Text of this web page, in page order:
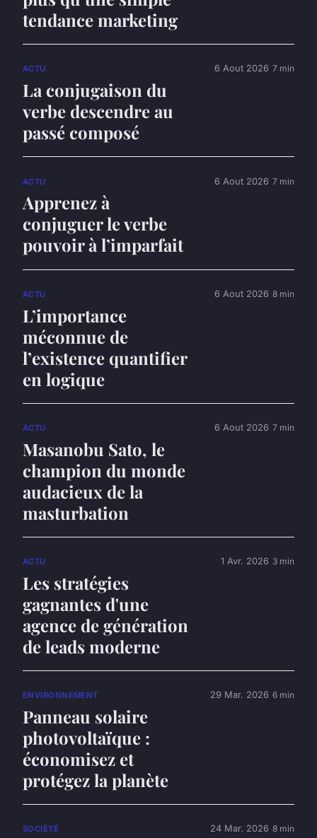
tendance marketing
ACTU
La conjugaison du
verbe descendre au
passé composé
6 Aout 2026 7 min
ACTU
Apprenez à
conjuguer le verbe
pouvoir à l’imparfait
6 Aout 2026 7 min
ACTU
L’importance
méconnue de
l’existence quantifier
en logique
6 Aout 2026 8 min
ACTU
Masanobu Sato, le
champion du monde
audacieux de la
masturbation
6 Aout 2026 7 min
ACTU
Les stratégies
gagnantes d'une
agence de génération
de leads moderne
1 Avr. 2026 3 min
ENVIRONNEMENT
Panneau solaire
photovoltaïque :
économisez et
protégez la planète
29 Mar. 2026 6 min
SOCIÉTÉ 24 Mar. 2026 8 min